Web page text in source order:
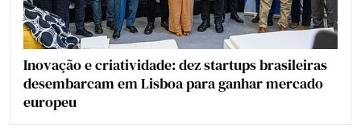
Inovação e criatividade: dez startups brasileiras
desembarcam em Lisboa para ganhar mercado
europeu